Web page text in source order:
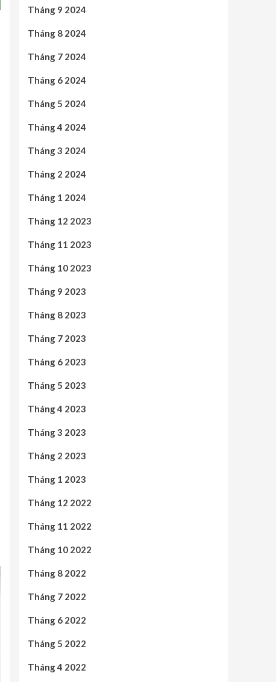
Tháng 9 2024
Tháng 8 2024
Tháng 7 2024
Tháng 6 2024
Tháng 5 2024
Tháng 4 2024
Tháng 3 2024
Tháng 2 2024
Tháng 1 2024
Tháng 12 2023
Tháng 11 2023
Tháng 10 2023
Tháng 9 2023
Tháng 8 2023
Tháng 7 2023
Tháng 6 2023
Tháng 5 2023
Tháng 4 2023
Tháng 3 2023
Tháng 2 2023
Tháng 1 2023
Tháng 12 2022
Tháng 11 2022
Tháng 10 2022
Tháng 8 2022
Tháng 7 2022
Tháng 6 2022
Tháng 5 2022
Tháng 4 2022